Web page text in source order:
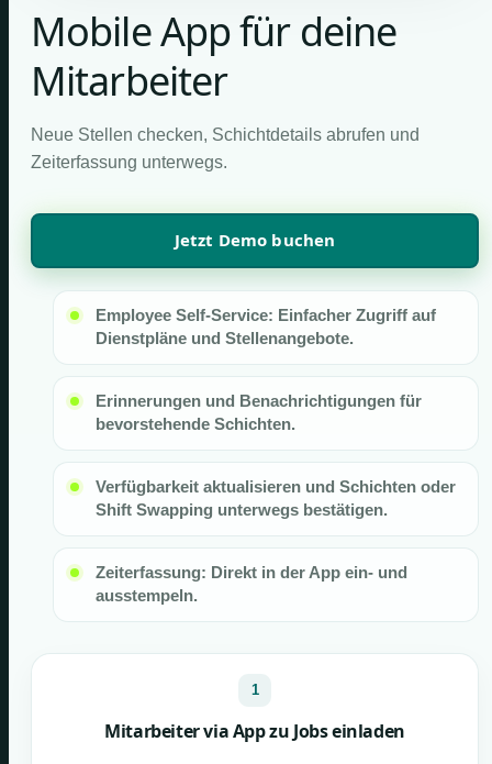
Mobile App für deine
Mitarbeiter
Neue Stellen checken, Schichtdetails abrufen und
Zeiterfassung unterwegs.
Jetzt Demo buchen
Employee Self-Service: Einfacher Zugriff auf
Dienstpläne und Stellenangebote.
Erinnerungen und Benachrichtigungen für
bevorstehende Schichten.
Verfügbarkeit aktualisieren und Schichten oder
Shift Swapping unterwegs bestätigen.
Zeiterfassung: Direkt in der App ein- und
ausstempeln.
1
Mitarbeiter via App zu Jobs einladen